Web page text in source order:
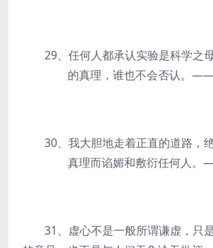
29、任何人都承认实验是科学之
的真理，谁也不会否认。
30、我大胆地走着正直的道路，
真理而谄媚和敷衍任何人
31、虚心不是一般所谓谦虚，只